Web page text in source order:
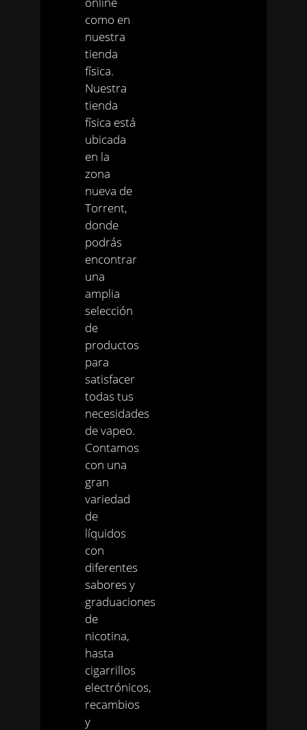
como en
nuestra
tienda
física.
Nuestra
tienda
física está
ubicada
en la
zona
nueva de
Torrent,
donde
podrás
encontrar
una
amplia
selección
de
productos
para
satisfacer
todas tus
necesidades
de vapeo.
Contamos
con una
gran
variedad
de
líquidos
con
diferentes
sabores y
graduaciones
de
nicotina,
hasta
cigarrillos
electrónicos,
recambios
y